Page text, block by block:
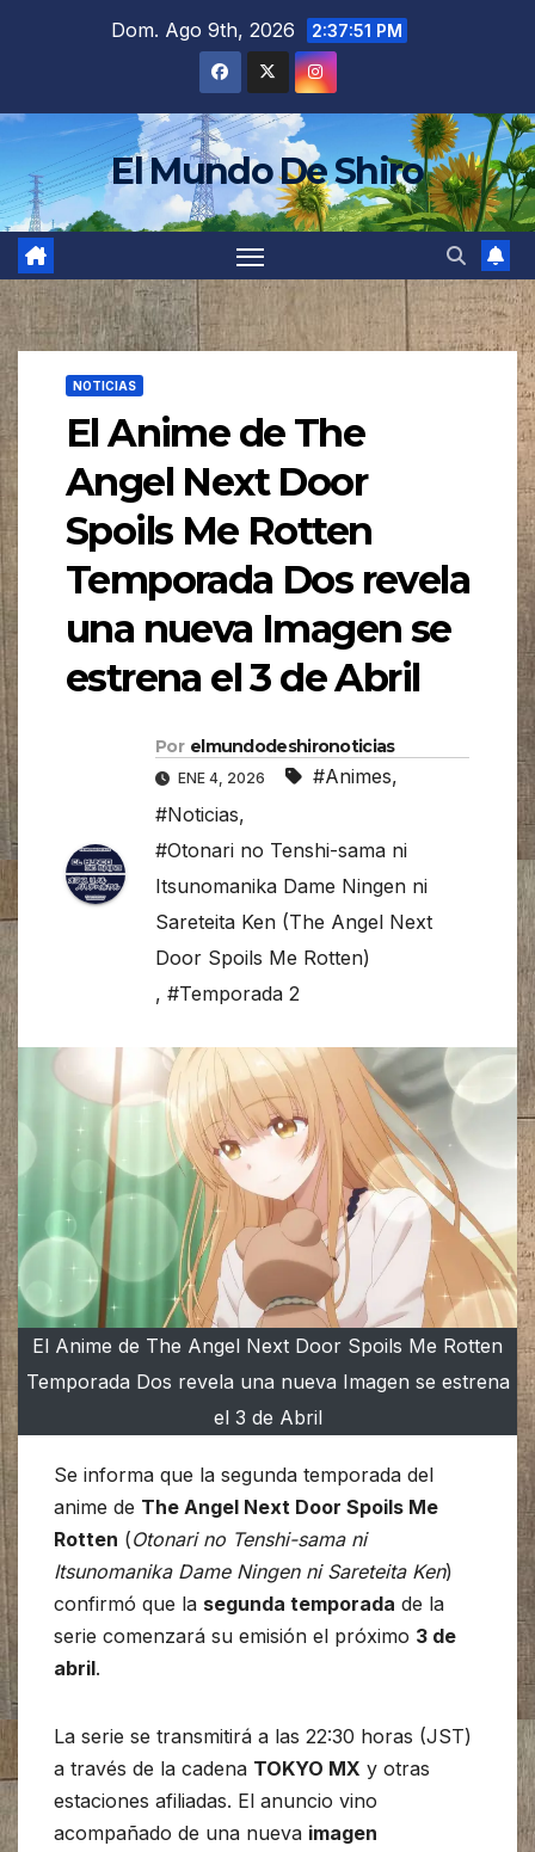
Dom. Ago 9th, 2026 2:37:53 PM
El Mundo De Shiro
NOTICIAS
El Anime de The
Angel Next Door
Spoils Me Rotten
Temporada Dos revela
una nueva Imagen se
estrena el 3 de Abril
Por elmundodeshironoticias
ENE 4, 2026 #Animes,
#Noticias,
#Otonari no Tenshi-sama ni
Itsunomanika Dame Ningen ni
Sareteita Ken (The Angel Next
Door Spoils Me Rotten)
, #Temporada 2
El Anime de The Angel Next Door Spoils Me Rotten
Temporada Dos revela una nueva Imagen se estrena
el 3 de Abril
Se informa que la segunda temporada del
anime de The Angel Next Door Spoils Me
Rotten (Otonari no Tenshi-sama ni
Itsunomanika Dame Ningen ni Sareteita Ken)
confirmó que la segunda temporada de la
serie comenzará su emisión el próximo 3 de
abril.
La serie se transmitirá a las 22:30 horas (JST)
a través de la cadena TOKYO MX y otras
estaciones afiliadas. El anuncio vino
acompañado de una nueva imagen